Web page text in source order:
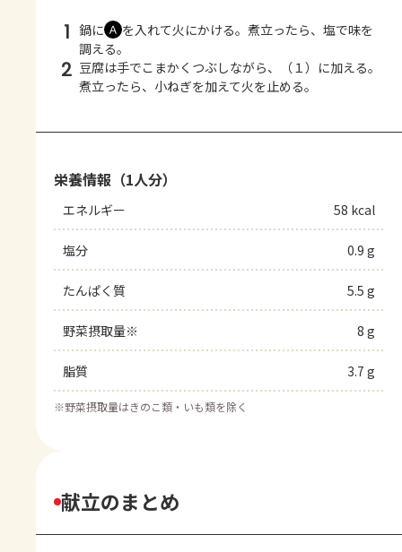
1 鍋に Ａ を入れて火にかける。煮立ったら、塩で味を
調える。
2 豆腐は手でこまかくつぶしながら、（１）に加える。
煮立ったら、小ねぎを加えて火を止める。
栄養情報（1人分）
エネルギー 58 kcal
塩分 0.9 g
たんぱく質 5.5 g
野菜摂取量※ 8 g
脂質 3.7 g
※野菜摂取量はきのこ類・いも類を除く
献立のまとめ